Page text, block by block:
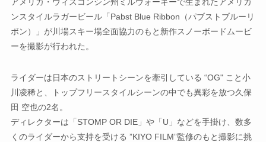
ンスタイルラガービール「Pabst Blue Ribbon（パブストブルーリ
ボン）」が川場スキー場全面協力のもと新作スノーボードムービ
ーを撮影が行われた。
ライダーは日本のストリートシーンを牽引している “OG" こと小
川凌稀と、トップフリースタイルシーンの中でも異彩を放つ久保
田 空也の2名。
ディレクターは「STOMP OR DIE」や「U」などを手掛け、数多
くのライダーから支持を受ける ”KIYO FILM”監修のもと撮影に挑